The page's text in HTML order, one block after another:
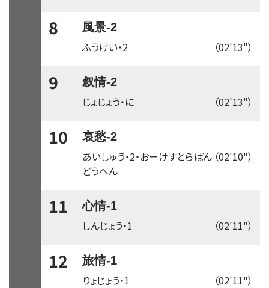
8 風景-2
（02'13"）
ふうけい・2
9 叙情-2
（02'13"）
じょじょう・に
10 哀愁-2
（02'10"）
あいしゅう・2・おーけすとらばん
どうへん
11 心情-1
（02'11"）
しんじょう・1
12 旅情-1
（02'11"）
りょじょう・1